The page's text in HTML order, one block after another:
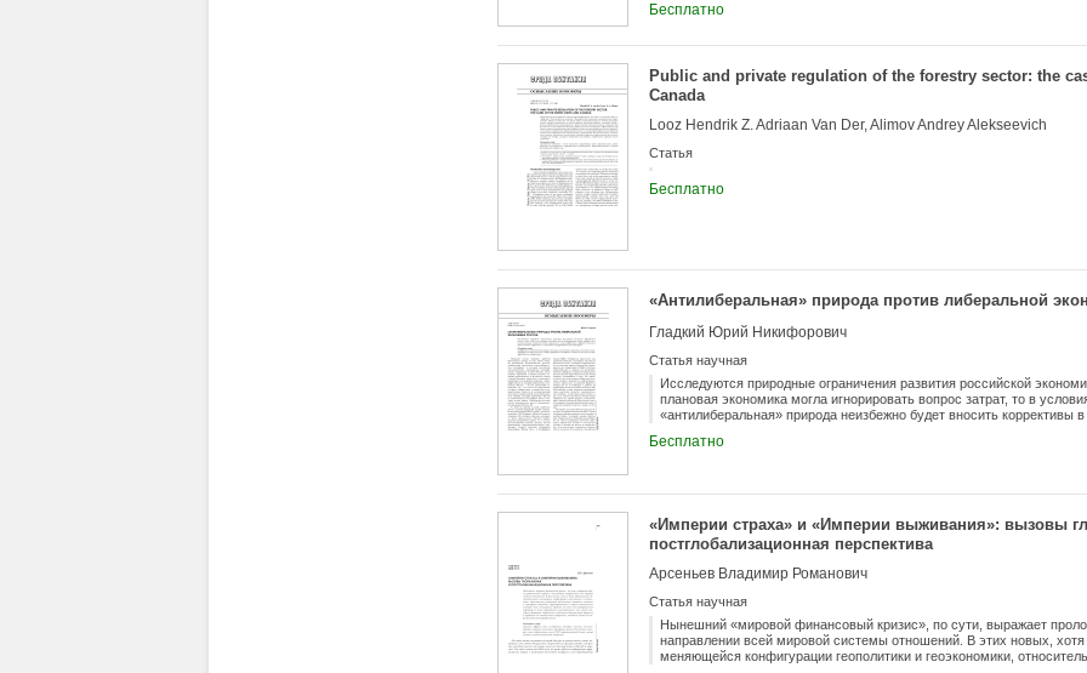
of modern transnational and private regulation as a means of
in the present article will be used in considering the issue of the
Бесплатно
Public and private regulation of the forestry sector: the
Canada
Looz Hendrik Z. Adriaan Van Der, Alimov Andrey Alekseevich
Статья
Бесплатно
«Антилиберальная» природа против либеральной
Гладкий Юрий Никифорович
Статья научная
Исследуются природные ограничения развития российской
плановая экономика могла игнорировать вопрос затрат, то в
«антилиберальная» природа неизбежно будет вносить коррективы
Бесплатно
«Империи страха» и «Империи выживания»: вызовы
постглобализационная перспектива
Арсеньев Владимир Романович
Статья научная
Нынешний «мировой финансовый кризис», по сути, выражает
направлении всей мировой системы отношений. В этих новых,
меняющейся конфигурации геополитики и геоэкономики,